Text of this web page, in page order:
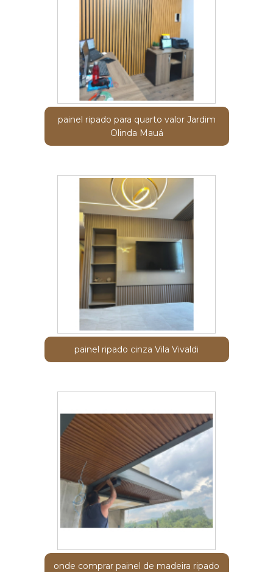
painel ripado para quarto valor Jardim
Olinda Mauá
painel ripado cinza Vila Vivaldi
onde comprar painel de madeira ripado